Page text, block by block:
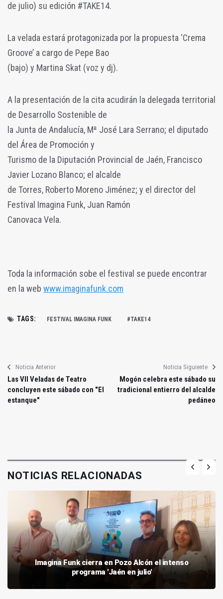
de julio) su edición #TAKE14.
La velada estará protagonizada por la propuesta ‘Crema
Groove’ a cargo de Pepe Bao
(bajo) y Martina Skat (voz y dj).
A la presentación de la cita acudirán la delegada territorial
de Desarrollo Sostenible de
la Junta de Andalucía, Mª José Lara Serrano; el diputado
del Área de Promoción y
Turismo de la Diputación Provincial de Jaén, Francisco
Javier Lozano Blanco; el alcalde
de Torres, Roberto Moreno Jiménez; y el director del
Festival Imagina Funk, Juan Ramón
Canovaca Vela.
Toda la información sobe el festival se puede encontrar
en la web www.imaginafunk.com
TAGS: FESTIVAL IMAGINA FUNK #TAKE14
Noticia Anterior
Las VII Veladas de Teatro
concluyen este sábado con "El
estanque"
Noticia Siguiente
Mogón celebra este sábado su
tradicional entierro del alcalde
pedáneo
NOTICIAS RELACIONADAS
Imagina Funk cierra en Pozo Alcón el intenso
programa 'Jaén en julio'